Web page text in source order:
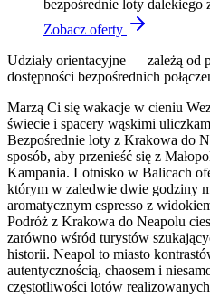
bezpośrednie loty dalekiego
Zobacz oferty
Udziały orientacyjne — zależą od
dostępności bezpośrednich
Marzą Ci się wakacje w cieniu
świecie i spacery wąskimi
Bezpośrednie loty z Krakowa do
sposób, aby przenieść się z
Kampania. Lotnisko w Balicach
którym w zaledwie dwie godziny
aromatycznym espresso z
Podróż z Krakowa do Neapolu
zarówno wśród turystów
historii. Neapol to miasto
autentycznością, chaosem i
częstotliwości lotów